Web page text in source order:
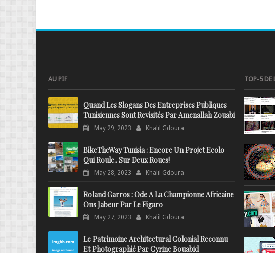
AU PIF
Quand Les Slogans Des Entreprises Publiques
Tunisiennes Sont Revisités Par Amenallah Zouabi
May 29, 2023 Khalil Gdoura
BikeTheWay Tunisia : Encore Un Projet Ecolo
Qui Roule.. Sur Deux Roues!
May 28, 2023 Khalil Gdoura
Roland Garros : Ode A La Championne Africaine
Ons Jabeur Par Le Figaro
May 27, 2023 Khalil Gdoura
Le Patrimoine Architectural Colonial Reconnu
Et Photographié Par Cyrine Bouabid
TOP-5 DE